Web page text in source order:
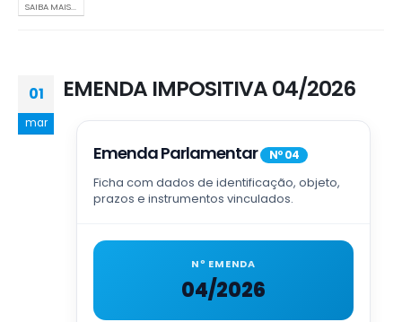
SAIBA MAIS...
01
mar
EMENDA IMPOSITIVA 04/2026
Emenda Parlamentar Nº 04
Ficha com dados de identificação, objeto,
prazos e instrumentos vinculados.
Nº EMENDA
04/2026